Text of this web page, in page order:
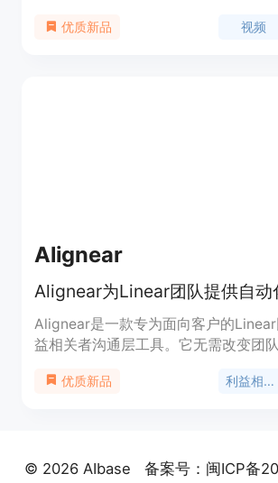
它专注于几个视频增强任务：去交错
优质新品 视频
Alignear
Alignear是一款专为面向客户的Linear
益相关者沟通层工具。它无需改变团
简的客户端门户，解决了产品和工程
为Starter、Growth和Scale三个计划
优质新品 利益相关者沟通
© 2026 AIbase 备案号：闽ICP备